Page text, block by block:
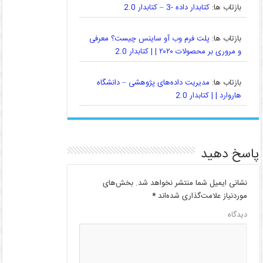
بازتاب ها: کتابدار داده -3 – کتابدار 2.0
بازتاب ها: پلت فرم وب آو ساینس چیست؟ معرفی
و مروری بر محصولات ۲۰۲۰ | | کتابدار 2.0
بازتاب ها: مدیریت داده‌های پژوهشی – دانشگاه
هاروارد | | کتابدار 2.0
پاسخ دهید
نشانی ایمیل شما منتشر نخواهد شد. بخش‌های
موردنیاز علامت‌گذاری شده‌اند*
دیدگاه